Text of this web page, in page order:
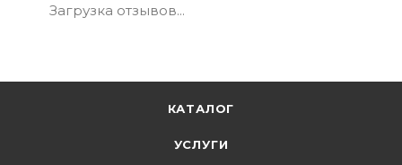
Загрузка отзывов...
КАТАЛОГ
УСЛУГИ